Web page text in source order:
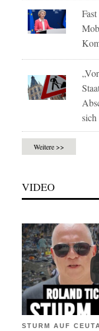
sich
Weitere >>
VIDEO
STURM AUF CEUTA